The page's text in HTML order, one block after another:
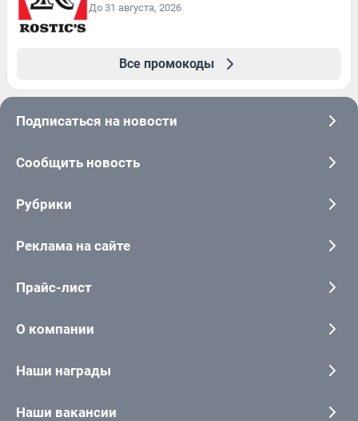
До 31 августа, 2026
Все промокоды
Подписаться на новости
Сообщить новость
Рубрики
Реклама на сайте
Прайс-лист
О компании
Наши награды
Наши вакансии